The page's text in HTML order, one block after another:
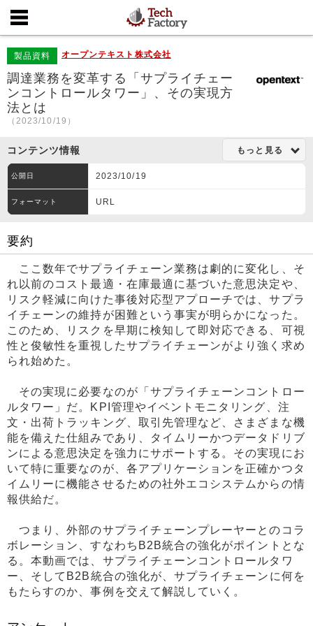
製品資料 オープンテキスト株式会社
調達業務を変革する「サプライチェー
ンコントロールタワー」、その実現方
法とは
（2023/10/19）
コンテンツ情報 もっと見る
公開日 2023/10/19
フォーマット URL
要約
ここ数年でサプライチェーン業務は劇的に変化し、そ
れ以前のコスト最適・在庫最適に基づいた意思決定や、
リスク軽減に向けた事後対応型アプローチでは、サプラ
イチェーンの維持が困難という事実が明らかになった。
このため、リスクを早期に検知して即対応できる、可視
性と俊敏性を重視したサプライチェーンがより強く求め
られ始めた。
その実現に必要なのが「サプライチェーンコントロー
ルタワー」だ。KPI管理やイベントモニタリング、注
文・出荷トラッキング、取引先管理など、さまざまな機
能を備えた仕組みであり、タイムリーかつデータドリブ
ンによる意思決定を強力にサポートする。その実現にお
いて特に重要なのが、各アプリケーションを正確かつタ
イムリーに機能させるための社外エコシステムからの情
報供給だ。
つまり、外部のサプライチェーンプレーヤーとのコラ
ボレーション、すなわちB2B統合の強化がポイントとな
る。本動画では、サプライチェーンコントロールタワ
ー、そしてB2B統合の強化が、サプライチェーンに何を
もたらすのか、事例を交えて解説していく。